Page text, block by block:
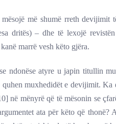
më shumë rreth
dritës) – dhe të lexojë revistën
marrë vesh këto gjëra.
ndonëse atyre u japin titullin
quhen muxhedidët e devijimit.
në mënyrë që të mësonin se
ata për këto që thonë?